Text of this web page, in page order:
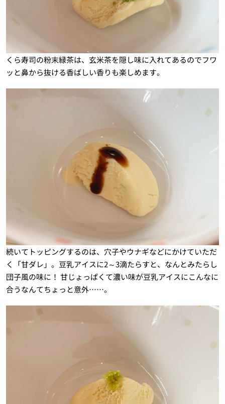
くら寿司の粉末緑茶は、玄米茶を隠し味に入れてあるのでフワ
ッと鼻から抜ける香ばしい香りも楽しめます。
続いてトッピングするのは、穴子やウナギなどにかけていただ
く「甘ダレ」。豆乳アイスに2～3滴たらすと、なんとみたらし
団子風の味に！ 甘じょっぱくて濃い味が豆乳アイスにこんなに
合うなんてちょっと意外……。